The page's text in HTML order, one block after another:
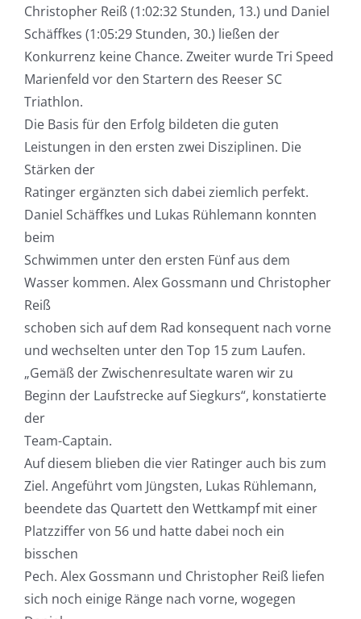
Christopher Reiß (1:02:32 Stunden, 13.) und Daniel
Schäffkes (1:05:29 Stunden, 30.) ließen der
Konkurrenz keine Chance. Zweiter wurde Tri Speed
Marienfeld vor den Startern des Reeser SC
Triathlon.
Die Basis für den Erfolg bildeten die guten
Leistungen in den ersten zwei Disziplinen. Die
Stärken der
Ratinger ergänzten sich dabei ziemlich perfekt.
Daniel Schäffkes und Lukas Rühlemann konnten
beim
Schwimmen unter den ersten Fünf aus dem
Wasser kommen. Alex Gossmann und Christopher
Reiß
schoben sich auf dem Rad konsequent nach vorne
und wechselten unter den Top 15 zum Laufen.
„Gemäß der Zwischenresultate waren wir zu
Beginn der Laufstrecke auf Siegkurs“, konstatierte
der
Team-Captain.
Auf diesem blieben die vier Ratinger auch bis zum
Ziel. Angeführt vom Jüngsten, Lukas Rühlemann,
beendete das Quartett den Wettkampf mit einer
Platzziffer von 56 und hatte dabei noch ein
bisschen
Pech. Alex Gossmann und Christopher Reiß liefen
sich noch einige Ränge nach vorne, wogegen